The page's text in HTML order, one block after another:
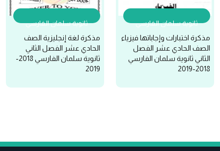
ثانوية سلمان الفارسي
مذكرة اختبارات وإجاباتها فيزياء
الصف الحادي عشر الفصل
الثاني ثانوية سلمان الفارسي
2018-2019
ثانوية سلمان الفارسي
مذكرة لغة إنجليزية الصف
الحادي عشر الفصل الثاني
ثانوية سلمان الفارسي 2018-
2019